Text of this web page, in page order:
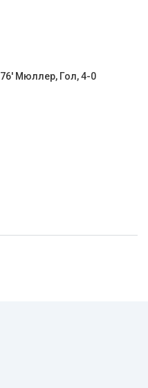
76' Мюллер, Гол, 4-0